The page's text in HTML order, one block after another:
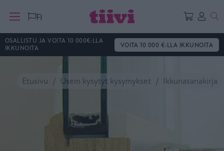
FI Hae
OSALLISTU JA VOITA 10 000€:LLA
IKKUNOITA
VOITA 10 000 €:LLA IKKUNOITA
Etusivu Usein kysytyt kysymykset Ikkunasanakirja